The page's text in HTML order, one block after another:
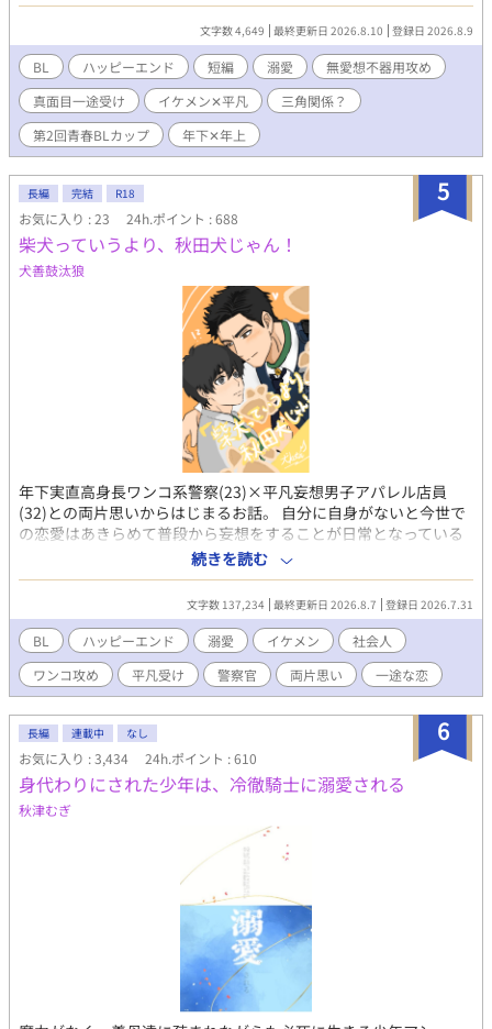
くなる距離に、戸惑いながら。 三角関係疑惑。 大学生です。
文字数 4,649 最終更新日 2026.8.10 登録日 2026.8.9
BL ハッピーエンド 短編 溺愛
無愛想不器用攻め
真面目一途受け
イケメン✕平凡
三角関係？
第2回青春BLカップ
年下✕年上
5
長編 完結 R18
お気に入り : 23 24h.ポイント : 688
柴犬っていうより、秋田犬じゃん！
犬善鼓汰狼
年下実直高身長ワンコ系警察(23)×平凡妄想男子アパレル店員
(32)との両片思いからはじまるお話。 自分に自身がないと今世で
の恋愛はあきらめて普段から妄想をすることが日常となっている
32歳の低身長アパレル店員の寺川 佑一(てらかわ ゆういち)。 そし
て佑一が勤めるアパレルショップの常連・職業不明な高身長ワン
コ系イケメンの柴山健太(しばやま けんた)。 柴山くんは誰から見
ても分かるくらい佑一への好意が溢れているが、『そんなわけが
ない！勘違いしてはいけない』となる佑一とのすれ違い両思いラ
ブコメ。 何故、柴山くんは佑一をそんなに好きになったのか。 果
たして佑一は柴山くんの好意を素直に受け入れることが出来るの
か！ ぜひお読みいただけたら嬉しいです！ ※本編は全18話です！
途中でおまけ話もあります！ 【R指定エピソードはエピソード名
にR指定記載をしますので、そちらをご参考にしてください。】
※ムーンライトノベルズ様 fujossy 様 でも同時掲載中です！
続きを読む
文字数 137,234 最終更新日 2026.8.7 登録日 2026.7.31
BL ハッピーエンド 溺愛 イケメン
社会人
ワンコ攻め
平凡受け 警察官 両片思い 一途な恋
6
長編 連載中 なし
お気に入り : 3,434 24h.ポイント : 610
身代わりにされた少年は、冷徹騎士に溺愛される
秋津むぎ